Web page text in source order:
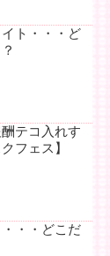
イト・・・ど
テコ入れす
フェス】
・・・どこだ